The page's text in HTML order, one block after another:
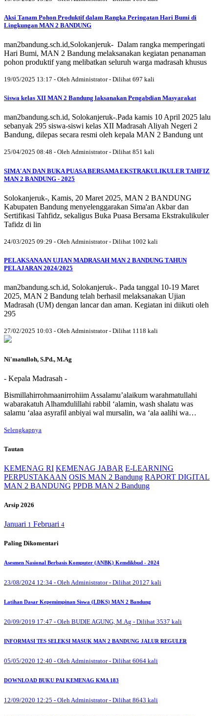
Aksi Tanam Pohon Produktif dalam Rangka Peringatan Hari Bumi di
Lingkungan MAN 2 BANDUNG
man2bandung.sch.id,Solokanjeruk- Dalam rangka memperingati
Hari Bumi, MAN 2 Bandung melaksanakan kegiatan penanaman
pohon produktif yang melibatkan seluruh warga madrasah khusus
19/05/2025 13:17 - Oleh Administrator - Dilihat 697 kali
Siswa kelas XII MAN 2 Bandung laksanakan Pengabdian Masyarakat
man2bandung.sch.id, Solokanjeruk-.Pada kamis 10 April 2025 lalu
sebanyak 295 siswa-siswi kelas XII Madrasah Aliyah Negeri 2
Bandung, dilepas secara resmi oleh kepala MAN 2 Bandung unt
25/04/2025 08:48 - Oleh Administrator - Dilihat 851 kali
SIMA'AN DAN BUKA PUASA BERSAMA EKSTRAKULIKULER TAHFIZ
MAN 2 BANDUNG - 2025
Solokanjeruk-, Kamis, 20 Maret 2025, MAN 2 BANDUNG
Kabupaten Bandung menyelenggarakan Sima'an Akbar dan
Sertifikasi Tahfidz, sekaligus Buka Puasa Bersama Ekstrakulikuler
Tafidz di lin
24/03/2025 09:29 - Oleh Administrator - Dilihat 1002 kali
PELAKSANAAN UJIAN MADRASAH MAN 2 BANDUNG TAHUN
PELAJARAN 2024/2025
man2bandung.sch.id, Solokanjeruk-. Pada tanggal 10-19 Maret
2025, MAN 2 Bandung telah berhasil melaksanakan Ujian
Madrasah (UM) dengan lancar dan aman. Kegiatan ini diikuti oleh
295
27/02/2025 10:03 - Oleh Administrator - Dilihat 1118 kali
Ni'matulloh, S.Pd., M.Ag
- Kepala Madrasah -
Bismillahirrohmaanirrohiim Assalamu’alaikum warahmatullahi
wabarakatuh Alhamdulillahi rabbil ‘alamin, wash shalatu was
salamu ‘alaa asyrafil anbiyai wal mursalin, wa ‘ala aalihi wa…
Selengkapnya
Tautan
KEMENAG RI KEMENAG JABAR E-LEARNING
PERPUSTAKAAN OSIS MAN 2 Bandung RAPORT DIGITAL
MAN 2 BANDUNG PPDB MAN 2 Bandung
Arsip 2026
Januari 1 Februari 4
Paling Dikomentari
Asesmen Nasional Berbasis Komputer (ANBK) Kemdikbud - 2024
23/08/2024 12:34 - Oleh Administrator - Dilihat 20127 kali
Latihan Dasar Kepemimpinan Siswa (LDKS) MAN 2 Bandung
20/09/2019 17:47 - Oleh BUDIE AGUNG, M.Ag - Dilihat 3537 kali
INFORMASI TES SELEKSI MASUK MAN 2 BANDUNG JALUR REGULER
05/05/2020 12:40 - Oleh Administrator - Dilihat 6064 kali
DOWNLOAD BUKU PAI KEMENAG KMA 183
12/09/2020 12:25 - Oleh Administrator - Dilihat 8643 kali